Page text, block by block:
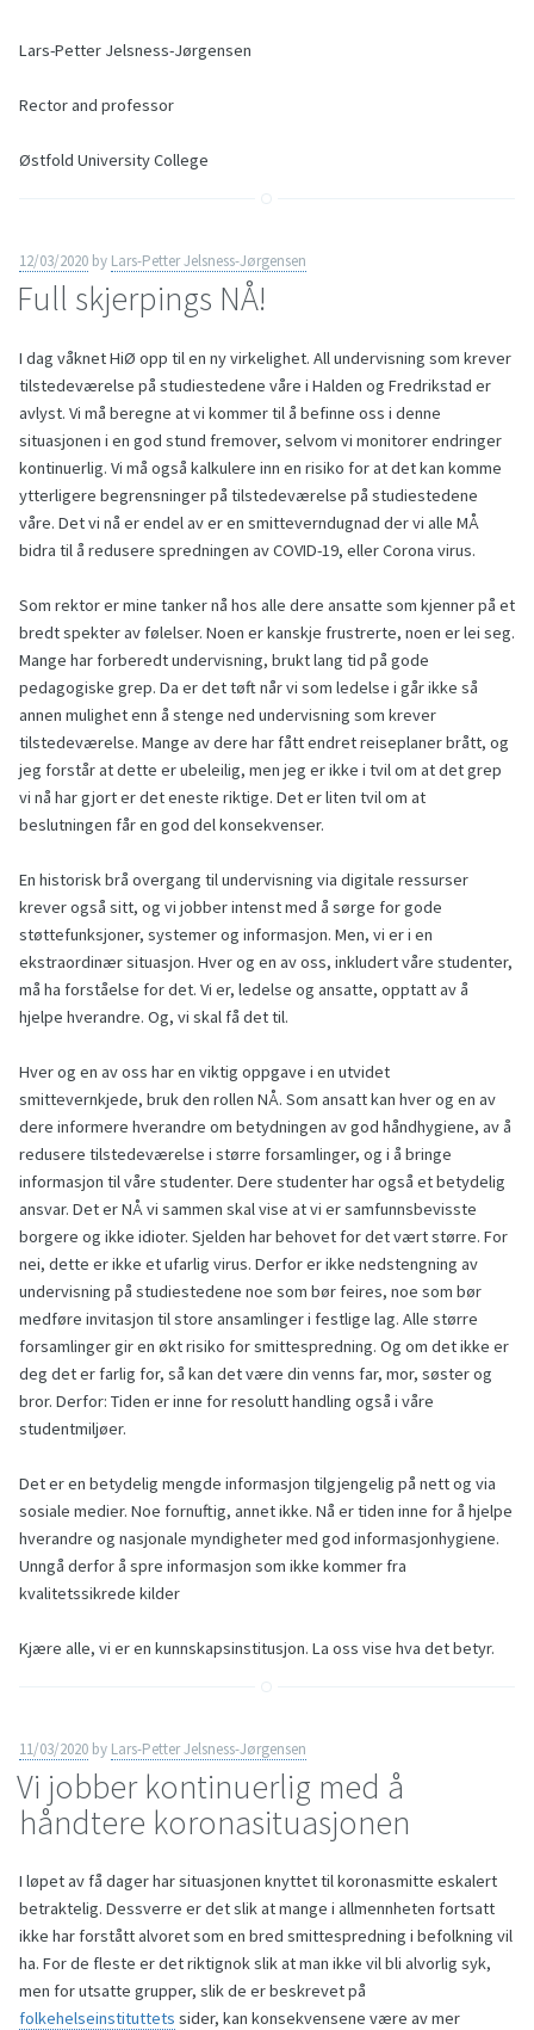
Lars-Petter Jelsness-Jørgensen
Rector and professor
Østfold University College
12/03/2020 by Lars-Petter Jelsness-Jørgensen
Full skjerpings NÅ!
I dag våknet HiØ opp til en ny virkelighet. All undervisning som krever
tilstedeværelse på studiestedene våre i Halden og Fredrikstad er
avlyst. Vi må beregne at vi kommer til å befinne oss i denne
situasjonen i en god stund fremover, selvom vi monitorer endringer
kontinuerlig. Vi må også kalkulere inn en risiko for at det kan komme
ytterligere begrensninger på tilstedeværelse på studiestedene
våre. Det vi nå er endel av er en smitteverndugnad der vi alle MÅ
bidra til å redusere spredningen av COVID-19, eller Corona virus.
Som rektor er mine tanker nå hos alle dere ansatte som kjenner på et
bredt spekter av følelser. Noen er kanskje frustrerte, noen er lei seg.
Mange har forberedt undervisning, brukt lang tid på gode
pedagogiske grep. Da er det tøft når vi som ledelse i går ikke så
annen mulighet enn å stenge ned undervisning som krever
tilstedeværelse. Mange av dere har fått endret reiseplaner brått, og
jeg forstår at dette er ubeleilig, men jeg er ikke i tvil om at det grep
vi nå har gjort er det eneste riktige. Det er liten tvil om at
beslutningen får en god del konsekvenser.
En historisk brå overgang til undervisning via digitale ressurser
krever også sitt, og vi jobber intenst med å sørge for gode
støttefunksjoner, systemer og informasjon. Men, vi er i en
ekstraordinær situasjon. Hver og en av oss, inkludert våre studenter,
må ha forståelse for det. Vi er, ledelse og ansatte, opptatt av å
hjelpe hverandre. Og, vi skal få det til.
Hver og en av oss har en viktig oppgave i en utvidet
smittevernkjede, bruk den rollen NÅ. Som ansatt kan hver og en av
dere informere hverandre om betydningen av god håndhygiene, av å
redusere tilstedeværelse i større forsamlinger, og i å bringe
informasjon til våre studenter. Dere studenter har også et betydelig
ansvar. Det er NÅ vi sammen skal vise at vi er samfunnsbevisste
borgere og ikke idioter. Sjelden har behovet for det vært større. For
nei, dette er ikke et ufarlig virus. Derfor er ikke nedstengning av
undervisning på studiestedene noe som bør feires, noe som bør
medføre invitasjon til store ansamlinger i festlige lag. Alle større
forsamlinger gir en økt risiko for smittespredning. Og om det ikke er
deg det er farlig for, så kan det være din venns far, mor, søster og
bror. Derfor: Tiden er inne for resolutt handling også i våre
studentmiljøer.
Det er en betydelig mengde informasjon tilgjengelig på nett og via
sosiale medier. Noe fornuftig, annet ikke. Nå er tiden inne for å hjelpe
hverandre og nasjonale myndigheter med god informasjonhygiene.
Unngå derfor å spre informasjon som ikke kommer fra
kvalitetssikrede kilder
Kjære alle, vi er en kunnskapsinstitusjon. La oss vise hva det betyr.
11/03/2020 by Lars-Petter Jelsness-Jørgensen
Vi jobber kontinuerlig med å
håndtere koronasituasjonen
I løpet av få dager har situasjonen knyttet til koronasmitte eskalert
betraktelig. Dessverre er det slik at mange i allmennheten fortsatt
ikke har forstått alvoret som en bred smittespredning i befolkning vil
ha. For de fleste er det riktignok slik at man ikke vil bli alvorlig syk,
men for utsatte grupper, slik de er beskrevet på
folkehelseinstituttets sider, kan konsekvensene være av mer